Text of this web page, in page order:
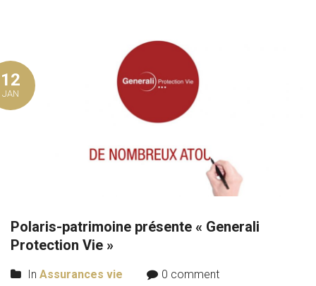
12
JAN
Polaris-patrimoine présente « Generali
Protection Vie »
In Assurances vie 0 comment